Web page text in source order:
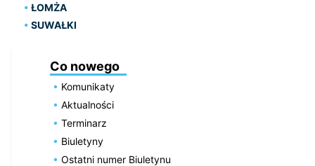
ŁOMŻA
SUWAŁKI
Co nowego
Komunikaty
Aktualności
Terminarz
Biuletyny
Ostatni numer Biuletynu